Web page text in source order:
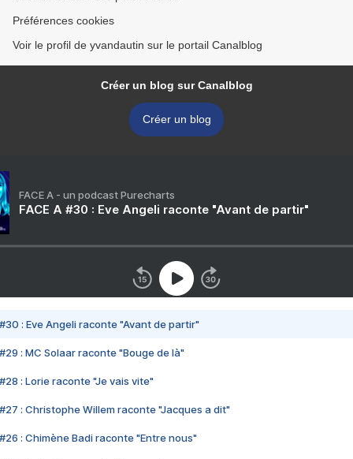
Préférences cookies
Voir le profil de yvandautin sur le portail Canalblog
Créer un blog sur Canalblog
Créer un blog
FACE A - un podcast Purecharts
FACE A #30 : Eve Angeli raconte "Avant de partir"
#30 : Eve Angeli raconte "Avant de partir"
#29 : MC Solaar raconte "Bouge de là"
#28 : Lorie raconte "Je vais vite"
#27 : Christophe Willem raconte "Jacques a dit"
#26 : Chimène Badi raconte "Entre nous"